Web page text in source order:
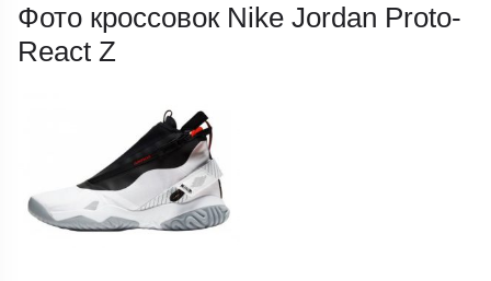
Фото кроссовок Nike Jordan Proto-
React Z